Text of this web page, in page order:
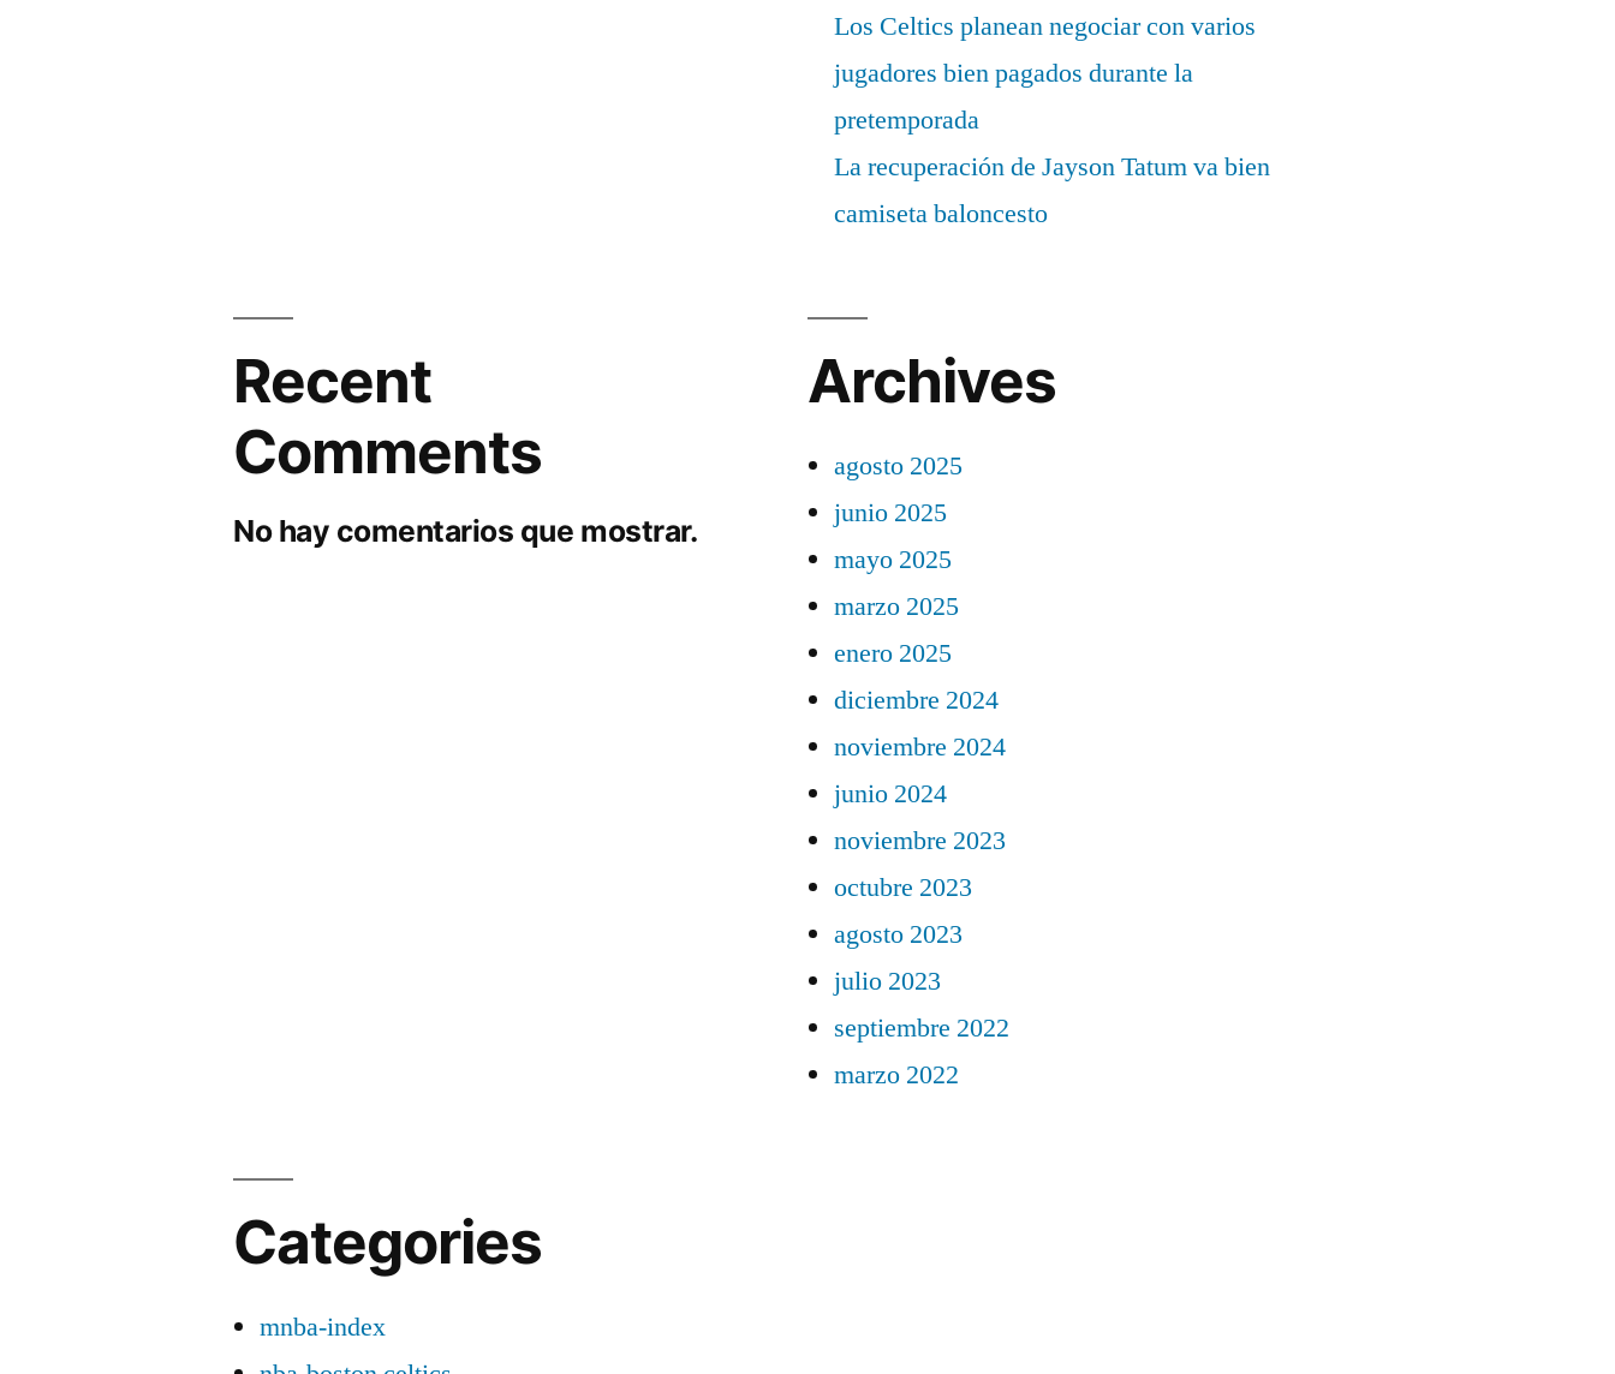
Los Celtics planean negociar con varios
jugadores bien pagados durante la
pretemporada
La recuperación de Jayson Tatum va bien
camiseta baloncesto
Recent
Comments
No hay comentarios que mostrar.
Archives
agosto 2025
junio 2025
mayo 2025
marzo 2025
enero 2025
diciembre 2024
noviembre 2024
junio 2024
noviembre 2023
octubre 2023
agosto 2023
julio 2023
septiembre 2022
marzo 2022
Categories
mnba-index